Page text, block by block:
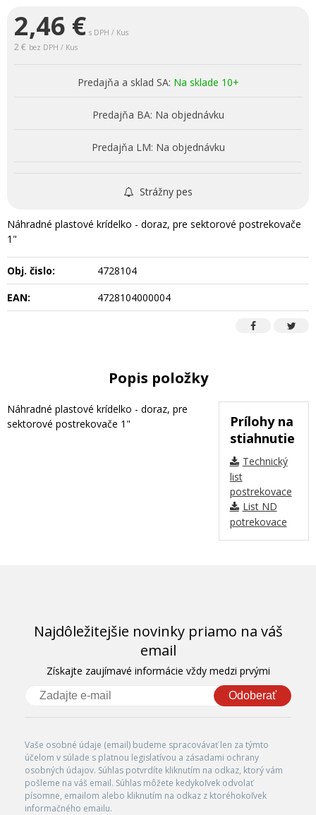
2,46 € s DPH / Kus
2 € bez DPH / Kus
Predajňa a sklad SA: Na sklade 10+
Predajňa BA: Na objednávku
Predajňa LM: Na objednávku
Strážny pes
Náhradné plastové krídelko - doraz, pre sektorové postrekovače
1"
Obj. čislo:
4728104
EAN:
4728104000004
Popis položky
Prílohy na
stiahnutie
Technický
list
postrekovace
List ND
potrekovace
Náhradné plastové krídelko - doraz, pre
sektorové postrekovače 1"
Najdôležitejšie novinky priamo na váš
email
Získajte zaujímavé informácie vždy medzi prvými
Odoberať
Vaše osobné údaje (email) budeme spracovávať len za týmto
účelom v súlade s platnou legislatívou a zásadami ochrany
osobných údajov. Súhlas potvrdíte kliknutím na odkaz, ktorý vám
pošleme na váš email. Súhlas môžete kedykoľvek odvolať
písomne, emailom alebo kliknutím na odkaz z ktoréhokoľvek
informačného emailu.